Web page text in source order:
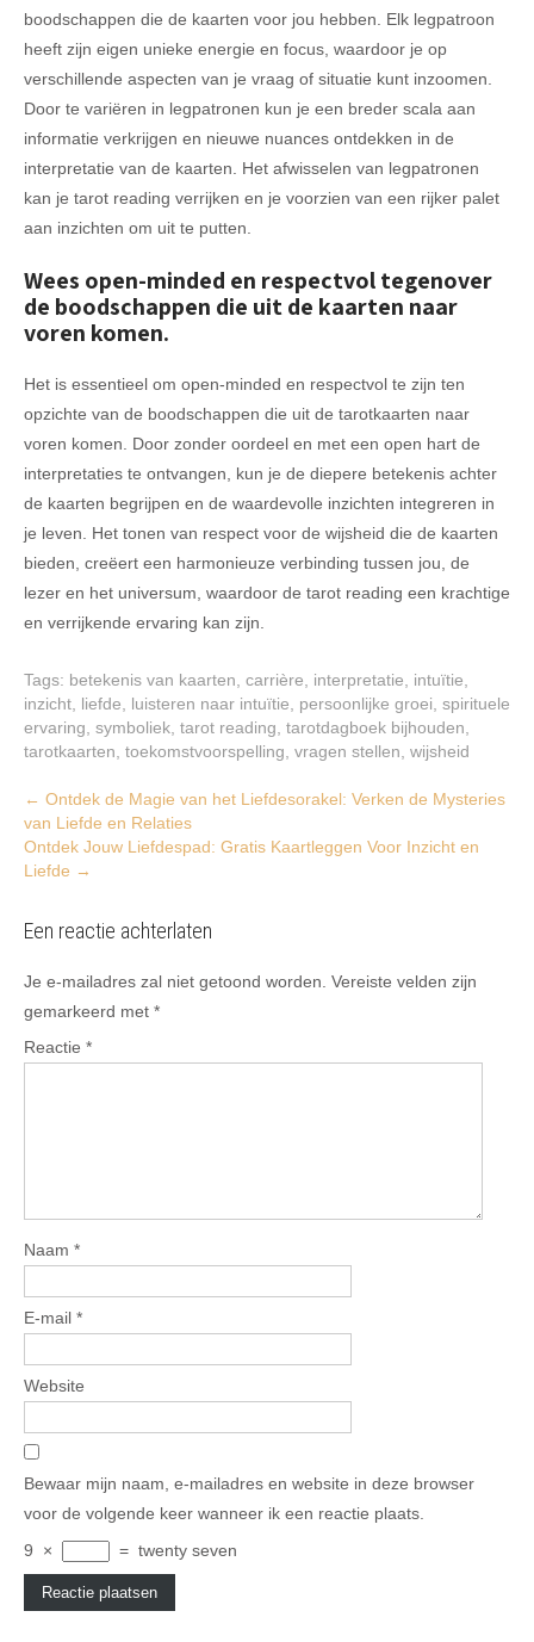
boodschappen die de kaarten voor jou hebben. Elk legpatroon
heeft zijn eigen unieke energie en focus, waardoor je op
verschillende aspecten van je vraag of situatie kunt inzoomen.
Door te variëren in legpatronen kun je een breder scala aan
informatie verkrijgen en nieuwe nuances ontdekken in de
interpretatie van de kaarten. Het afwisselen van legpatronen
kan je tarot reading verrijken en je voorzien van een rijker palet
aan inzichten om uit te putten.
Wees open-minded en respectvol tegenover
de boodschappen die uit de kaarten naar
voren komen.
Het is essentieel om open-minded en respectvol te zijn ten
opzichte van de boodschappen die uit de tarotkaarten naar
voren komen. Door zonder oordeel en met een open hart de
interpretaties te ontvangen, kun je de diepere betekenis achter
de kaarten begrijpen en de waardevolle inzichten integreren in
je leven. Het tonen van respect voor de wijsheid die de kaarten
bieden, creëert een harmonieuze verbinding tussen jou, de
lezer en het universum, waardoor de tarot reading een krachtige
en verrijkende ervaring kan zijn.
Tags: betekenis van kaarten carrière interpretatie intuïtie
inzicht liefde luisteren naar intuïtie persoonlijke groei spirituele
ervaring symboliek tarot reading tarotdagboek bijhouden
tarotkaarten toekomstvoorspelling vragen stellen wijsheid
Post
navigation
← Ontdek de Magie van het Liefdesorakel: Verken de Mysteries
van Liefde en Relaties
Ontdek Jouw Liefdespad: Gratis Kaartleggen Voor Inzicht en
Liefde →
Een reactie achterlaten
Je e-mailadres zal niet getoond worden. Vereiste velden zijn
gemarkeerd met *
Reactie *
Naam *
E-mail *
Website
Bewaar mijn naam, e-mailadres en website in deze browser
voor de volgende keer wanneer ik een reactie plaats.
9
× = twenty seven